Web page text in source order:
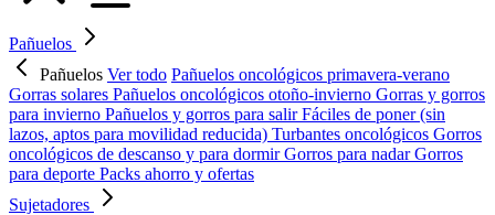
Pañuelos
Pañuelos Ver todo Pañuelos oncológicos primavera-verano
Gorras solares Pañuelos oncológicos otoño-invierno Gorras y gorros
para invierno Pañuelos y gorros para salirFáciles de poner (sin
lazos, aptos para movilidad reducida) Turbantes oncológicos Gorros
oncológicos de descanso y para dormirGorros para nadarGorros
para deporte Packs ahorro y ofertas
Sujetadores